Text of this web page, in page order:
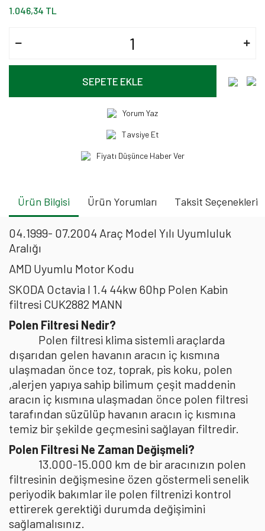
1.046,34 TL
SEPETE EKLE
Yorum Yaz
Tavsiye Et
Fiyatı Düşünce Haber Ver
Ürün Bilgisi Ürün Yorumları Taksit Seçenekleri
04.1999- 07.2004 Araç Model Yılı Uyumluluk
Aralığı
AMD Uyumlu Motor Kodu
SKODA Octavia I 1.4 44kw 60hp Polen Kabin
filtresi CUK2882 MANN
Polen Filtresi Nedir?
Polen filtresi klima sistemli araçlarda
dışarıdan gelen havanın aracın iç kısmına
ulaşmadan önce toz, toprak, pis koku, polen
,alerjen yapıya sahip bilimum çeşit maddenin
aracın iç kısmına ulaşmadan önce polen filtresi
tarafından süzülüp havanın aracın iç kısmına
temiz bir şekilde geçmesini sağlayan filtredir.
Polen Filtresi Ne Zaman Değişmeli?
13.000-15.000 km de bir aracınızın polen
filtresinin değişmesine özen göstermeli senelik
periyodik bakımlar ile polen filtrenizi kontrol
ettirerek gerektiği durumda değişimini
sağlamalısınız.